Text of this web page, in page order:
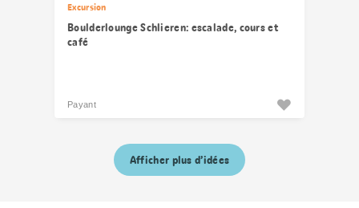
Excursion
Boulderlounge Schlieren: escalade, cours et
café
Payant
Afficher plus d’idées